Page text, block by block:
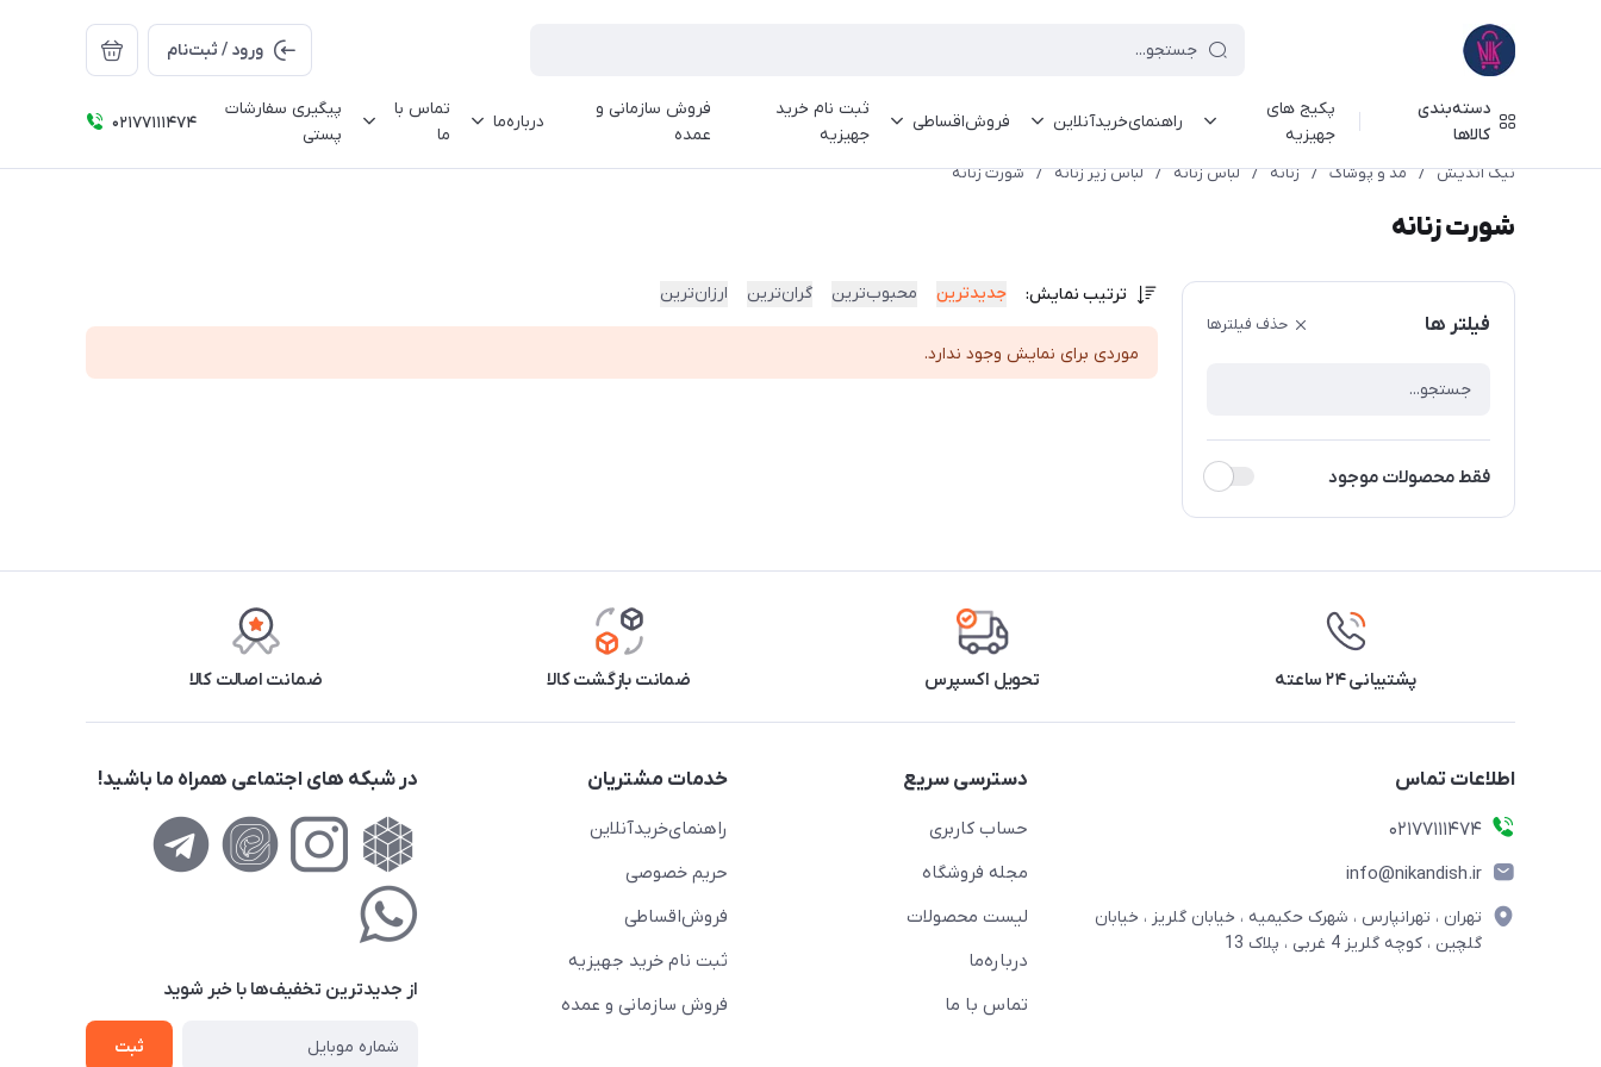
ورود / ثبت‌نام
دسته‌بندی
کالاها
پکیج های
جهیزیه
راهنمای‌خرید‌آنلاین فروش‌اقساطی
ثبت نام خرید
جهیزیه
فروش سازمانی و
عمده
درباره‌ما
تماس با
ما
پیگیری سفارشات
پستی
02177111474
نیک اندیش / مد و پوشاک / زنانه / لباس زنانه / لباس زیر زنانه / شورت زنانه
شورت زنانه
فیلتر ها حذف فیلترها
فقط محصولات موجود
ترتیب نمایش: جدیدترین محبوب‌ترین گران‌ترین ارزان‌ترین
موردی برای نمایش وجود ندارد.
پشتیبانی ۲۴ ساعته تحویل اکسپرس ضمانت بازگشت کالا ضمانت اصالت کالا
اطلاعات تماس
02177111474
info@nikandish.ir
تهران ، تهرانپارس ، شهرک حکیمیه ، خیابان گلریز ، خیابان
گلچین ، کوچه گلریز 4 غربی ، پلاک 13
دسترسی سریع
حساب کاربری
مجله فروشگاه
لیست محصولات
درباره‌ما
تماس با ما
خدمات مشتریان
راهنمای‌خرید‌آنلاین
حریم خصوصی
فروش‌اقساطی
ثبت نام خرید جهیزیه
فروش سازمانی و عمده
در شبکه های اجتماعی همراه ما باشید!
از جدید‌ترین تخفیف‌ها با‌ خبر شوید
ثبت